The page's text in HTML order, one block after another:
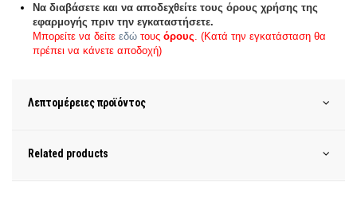
Να διαβάσετε και να αποδεχθείτε τους όρους χρήσης της
εφαρμογής πριν την εγκαταστήσετε.
Μπορείτε να δείτε εδώ τους όρους . (Κατά την εγκατάσταση θα
πρέπει να κάνετε αποδοχή)
Λεπτομέρειες προϊόντος
Related products